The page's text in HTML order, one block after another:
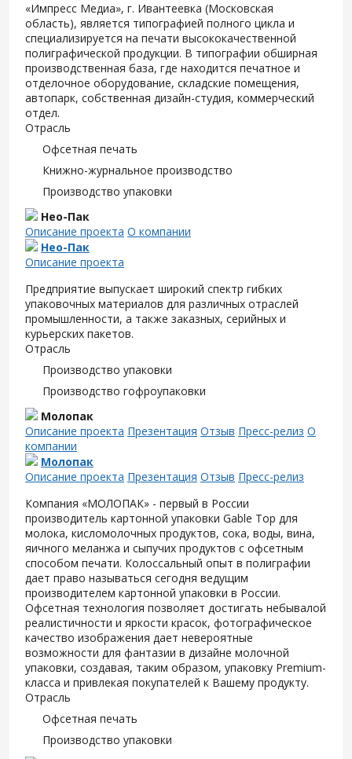
«Импресс Медиа», г. Ивантеевка (Московская
область), является типографией полного цикла и
специализируется на печати высококачественной
полиграфической продукции. В типографии обширная
производственная база, где находится печатное и
отделочное оборудование, складские помещения,
автопарк, собственная дизайн-студия, коммерческий
отдел.
Отрасль
Офсетная печать
Книжно-журнальное производство
Производство упаковки
Нео-Пак
Описание проекта О компании
Нео-Пак
Описание проекта
Предприятие выпускает широкий спектр гибких
упаковочных материалов для различных отраслей
промышленности, а также заказных, серийных и
курьерских пакетов.
Отрасль
Производство упаковки
Производство гофроупаковки
Молопак
Описание проекта Презентация Отзыв Пресс-релиз О
компании
Молопак
Описание проекта Презентация Отзыв Пресс-релиз
Компания «МОЛОПАК» - первый в России
производитель картонной упаковки Gable Top для
молока, кисломолочных продуктов, сока, воды, вина,
яичного меланжа и сыпучих продуктов с офсетным
способом печати. Колоссальный опыт в полиграфии
дает право называться сегодня ведущим
производителем картонной упаковки в России.
Офсетная технология позволяет достигать небывалой
реалистичности и яркости красок, фотографическое
качество изображения дает невероятные
возможности для фантазии в дизайне молочной
упаковки, создавая, таким образом, упаковку Premium-
класса и привлекая покупателей к Вашему продукту.
Отрасль
Офсетная печать
Производство упаковки